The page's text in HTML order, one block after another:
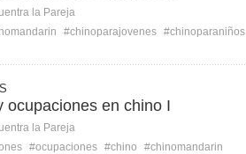
la Pareja
#chinoparajovenes #chinoparaniños
ocupaciones en chino I
la Pareja
#ocupaciones #chino #chinomandarin